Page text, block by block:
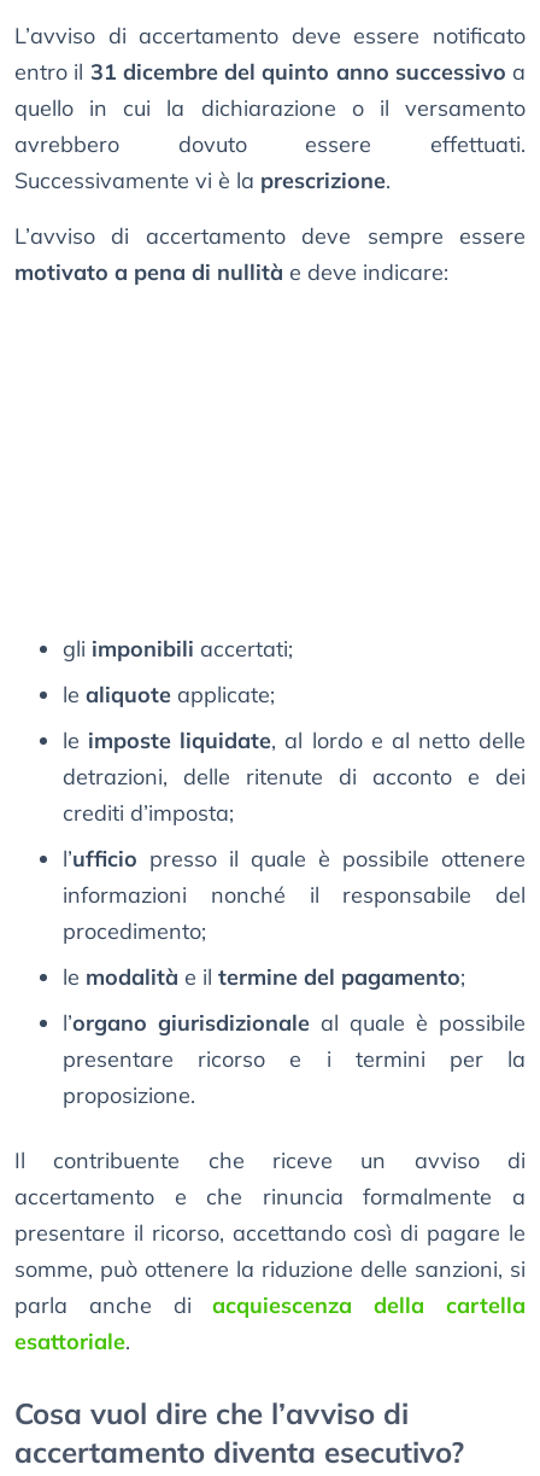
L’avviso di accertamento deve essere notificato
entro il 31 dicembre del quinto anno successivo a
quello in cui la dichiarazione o il versamento
avrebbero dovuto essere effettuati.
Successivamente vi è la prescrizione.
L’avviso di accertamento deve sempre essere
motivato a pena di nullità e deve indicare:
gli imponibili accertati;
le aliquote applicate;
le imposte liquidate, al lordo e al netto delle
detrazioni, delle ritenute di acconto e dei
crediti d’imposta;
l’ufficio presso il quale è possibile ottenere
informazioni nonché il responsabile del
procedimento;
le modalità e il termine del pagamento;
l’organo giurisdizionale al quale è possibile
presentare ricorso e i termini per la
proposizione.
Il contribuente che riceve un avviso di
accertamento e che rinuncia formalmente a
presentare il ricorso, accettando così di pagare le
somme, può ottenere la riduzione delle sanzioni, si
parla anche diacquiescenza della cartella
esattoriale.
Cosa vuol dire che l’avviso di
accertamento diventa esecutivo?